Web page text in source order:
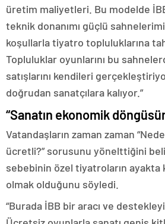
üretim maliyetleri. Bu modelde
teknik donanımı güçlü
koşullarla tiyatro topluluklarına
Topluluklar oyunlarını bu
satışlarını kendileri
doğrudan sanatçılara kalıyor.”
“Sanatın ekonomik
Vatandaşların zaman zaman
ücretli?” sorusunu yönelttiğini
sebebinin özel tiyatroların ayakta
olmak olduğunu söyledi.
“Burada İBB bir aracı ve